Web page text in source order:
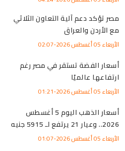
مصر تؤكد دعم آلية التعاون الثلاثي
مع الأردن والعراق
الأربعاء 05 أغسطس 2026-02:07
أسعار الفضة تستقر في مصر رغم
ارتفاعها عالميًا
الأربعاء 05 أغسطس 2026-01:21
أسعار الذهب اليوم 5 أغسطس
2026.. وعيار 21 يرتفع لـ 5915 جنيه
الأربعاء 05 أغسطس 2026-01:07